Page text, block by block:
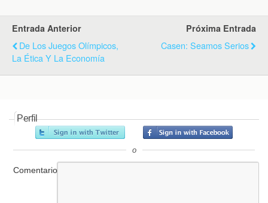
Entrada Anterior
De Los Juegos Olímpicos,
La Ética Y La Economía
Próxima Entrada
Casen: Seamos Serios
Perfil
o
Comentario